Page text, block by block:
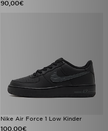
90,00€
Nike Air Force 1 Low Kinder
100,00€